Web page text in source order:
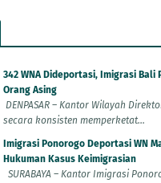
342 WNA Dideportasi, Imigrasi Bali
Orang Asing
DENPASAR – Kantor Wilayah
secara konsisten memperketat...
Imigrasi Ponorogo Deportasi WN
Hukuman Kasus Keimigrasian
SURABAYA – Kantor Imigrasi